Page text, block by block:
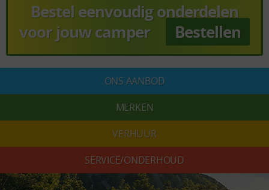
Bestel eenvoudig onderdelen
voor jouw camper
Bestellen
ONS AANBOD
MERKEN
VERHUUR
SERVICE/ONDERHOUD